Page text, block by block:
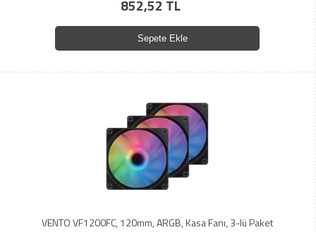
852,52 TL
Sepete Ekle
VENTO VF1200FC, 120mm, ARGB, Kasa Fanı, 3-lü Paket